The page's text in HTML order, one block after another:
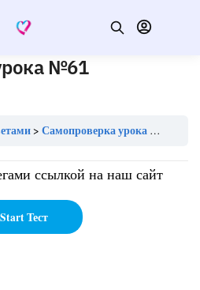
№61
Самопроверка урока №61 (онкология)
ссылкой на наш сайт